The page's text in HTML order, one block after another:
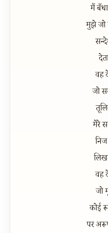
मैं
मुझे जो
वह
जो
मेरे
वह
जो
कोई
पर